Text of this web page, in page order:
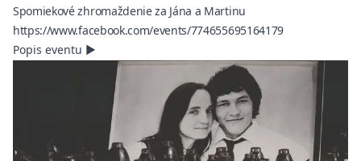
Spomiekové zhromaždenie za Jána a Martinu
https://www.facebook.com/events/774655695164179(opens in a
Popis eventu ▶